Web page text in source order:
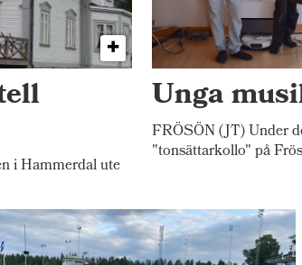
i Hammerdal ute
Unga
FRÖSÖN (JT) Under
"tonsättarkollo" på